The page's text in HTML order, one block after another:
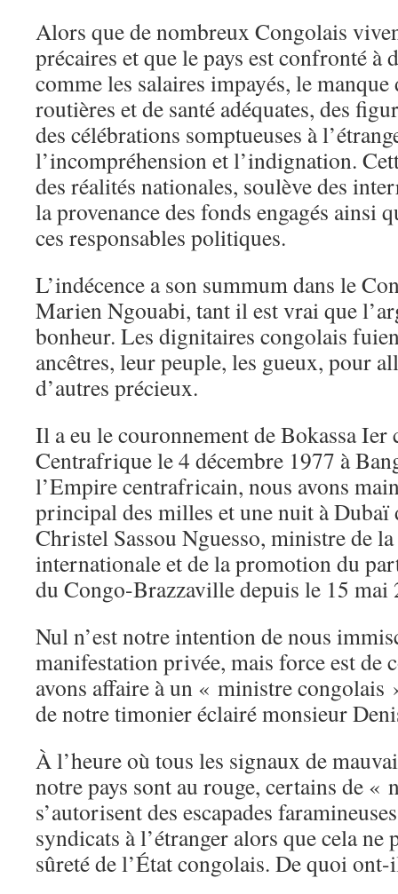
Alors que de nombreux Congolais
précaires et que le pays est confronté à
comme les salaires impayés, le
routières et de santé adéquates, des
des célébrations somptueuses à
l’incompréhension et l’indignation.
des réalités nationales, soulève des
la provenance des fonds engagés ainsi
ces responsables politiques.
L’indécence a son summum dans le
Marien Ngouabi, tant il est vrai que
bonheur. Les dignitaires congolais
ancêtres, leur peuple, les gueux, pour
d’autres précieux.
Il a eu le couronnement de Bokassa Ier
Centrafrique le 4 décembre 1977 à
l’Empire centrafricain, nous avons
principal des milles et une nuit à Dubaï
Christel Sassou Nguesso, ministre de
internationale et de la promotion du
du Congo-Brazzaville depuis le 15 mai
Nul n’est notre intention de nous
manifestation privée, mais force est de
avons affaire à un « ministre congolais
de notre timonier éclairé monsieur
À l’heure où tous les signaux de
notre pays sont au rouge, certains de «
s’autorisent des escapades
syndicats à l’étranger alors que cela ne
sûreté de l’État congolais. De quoi ont-